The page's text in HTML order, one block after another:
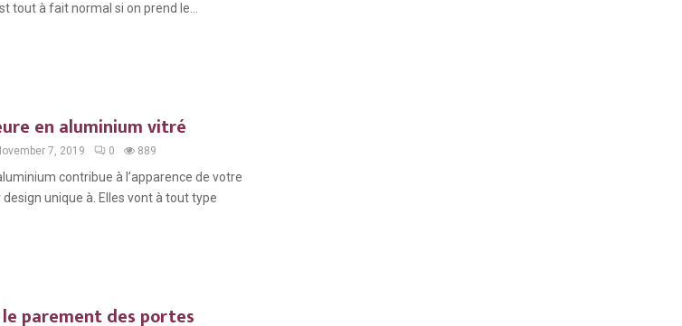
tout à fait normal si on prend le...
en aluminium vitré
7, 2019 0 889
contribue à l’apparence de votre
unique à. Elles vont à tout type
parement des portes